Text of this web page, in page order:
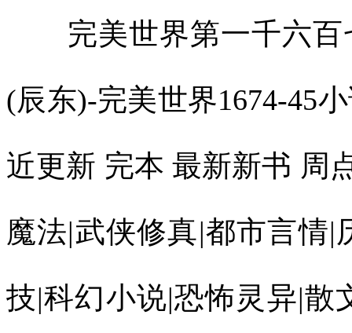
完美世界第一千六百
(辰东)-完美世界1674-45
近更新 完本 最新新书 周
魔法|武侠修真|都市言情
技|科幻小说|恐怖灵异|散